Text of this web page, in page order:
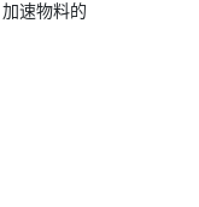
速物料的